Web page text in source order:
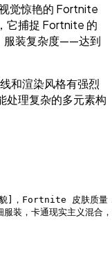
觉惊艳的 Fortnite
它捕捉 Fortnite 的
服装复杂度——达到
和渲染风格有强烈
处理复杂的多元素构
]，Fortnite 皮肤质量
装，卡通现实主义混合，